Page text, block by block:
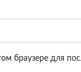
браузере для